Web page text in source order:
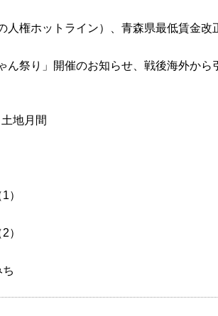
人権ホットライン）、青森県最低賃金改
祭り」開催のお知らせ、戦後海外から引
地月間
）
）